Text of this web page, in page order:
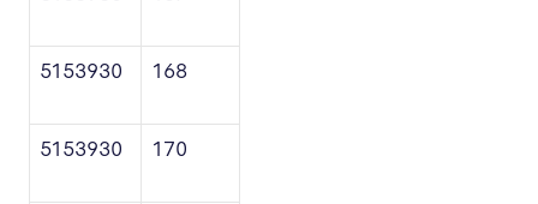
5153930 168
5153930 170